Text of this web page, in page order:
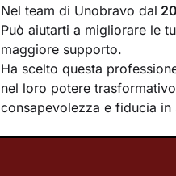
Nel team di Unobravo dal
Può aiutarti a migliorare le
maggiore supporto.
Ha scelto questa
nel loro potere
consapevolezza e fiducia in